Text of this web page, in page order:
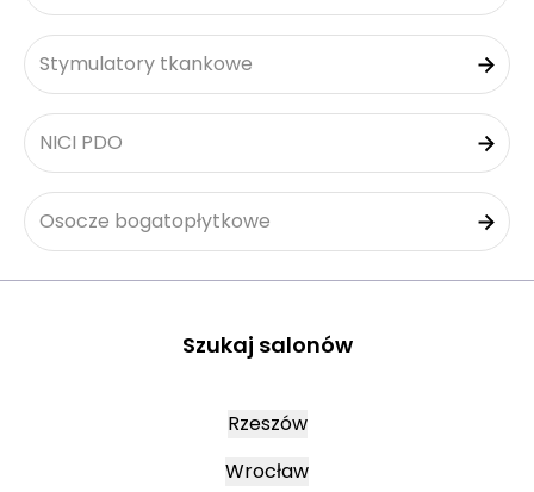
Stymulatory tkankowe
NICI PDO
Osocze bogatopłytkowe
Szukaj salonów
Rzeszów
Wrocław